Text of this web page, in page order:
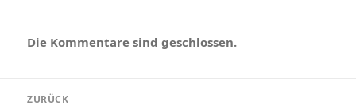
Die Kommentare sind geschlossen.
ZURÜCK